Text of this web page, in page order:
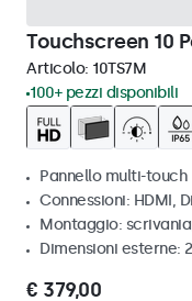
Touchscreen 10
Articolo: 10TS7M
100+ pezzi disponibili
Pannello multi-touch
Connessioni: HDMI,
Montaggio:
Dimensioni esterne:
€ 379,00